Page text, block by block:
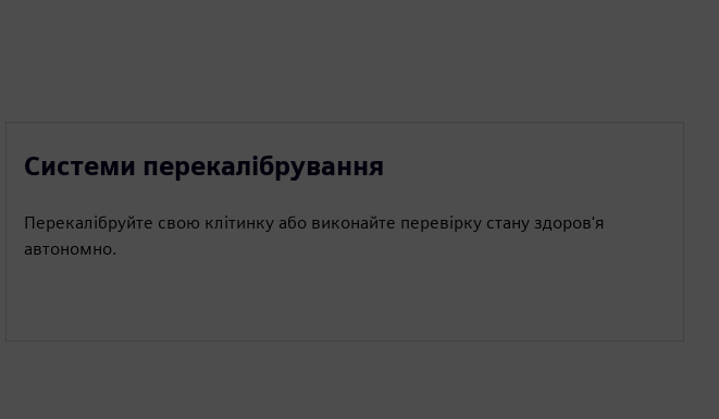
Системи перекалібрування
Перекалібруйте свою клітинку або виконайте перевірку стану здоров'я
автономно.